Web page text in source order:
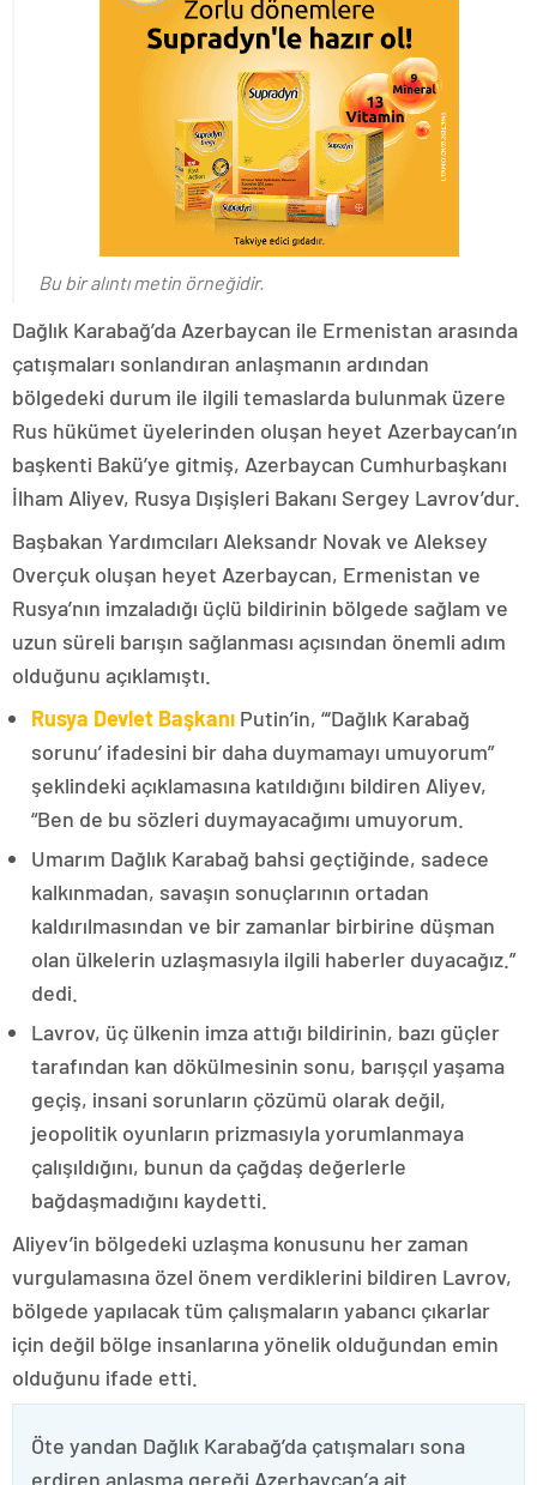
Bu bir alıntı metin örneğidir.
Dağlık Karabağ’da Azerbaycan ile Ermenistan arasında
çatışmaları sonlandıran anlaşmanın ardından
bölgedeki durum ile ilgili temaslarda bulunmak üzere
Rus hükümet üyelerinden oluşan heyet Azerbaycan’ın
başkenti Bakü’ye gitmiş, Azerbaycan Cumhurbaşkanı
İlham Aliyev, Rusya Dışişleri Bakanı Sergey Lavrov’dur.
Başbakan Yardımcıları Aleksandr Novak ve Aleksey
Overçuk oluşan heyet Azerbaycan, Ermenistan ve
Rusya’nın imzaladığı üçlü bildirinin bölgede sağlam ve
uzun süreli barışın sağlanması açısından önemli adım
olduğunu açıklamıştı.
Rusya Devlet Başkanı Putin’in, “‘Dağlık Karabağ
sorunu’ ifadesini bir daha duymamayı umuyorum”
şeklindeki açıklamasına katıldığını bildiren Aliyev,
“Ben de bu sözleri duymayacağımı umuyorum.
Umarım Dağlık Karabağ bahsi geçtiğinde, sadece
kalkınmadan, savaşın sonuçlarının ortadan
kaldırılmasından ve bir zamanlar birbirine düşman
olan ülkelerin uzlaşmasıyla ilgili haberler duyacağız.”
dedi.
Lavrov, üç ülkenin imza attığı bildirinin, bazı güçler
tarafından kan dökülmesinin sonu, barışçıl yaşama
geçiş, insani sorunların çözümü olarak değil,
jeopolitik oyunların prizmasıyla yorumlanmaya
çalışıldığını, bunun da çağdaş değerlerle
bağdaşmadığını kaydetti.
Aliyev’in bölgedeki uzlaşma konusunu her zaman
vurgulamasına özel önem verdiklerini bildiren Lavrov,
bölgede yapılacak tüm çalışmaların yabancı çıkarlar
için değil bölge insanlarına yönelik olduğundan emin
olduğunu ifade etti.
Öte yandan Dağlık Karabağ’da çatışmaları sona
erdiren anlaşma gereği Azerbaycan’a ait